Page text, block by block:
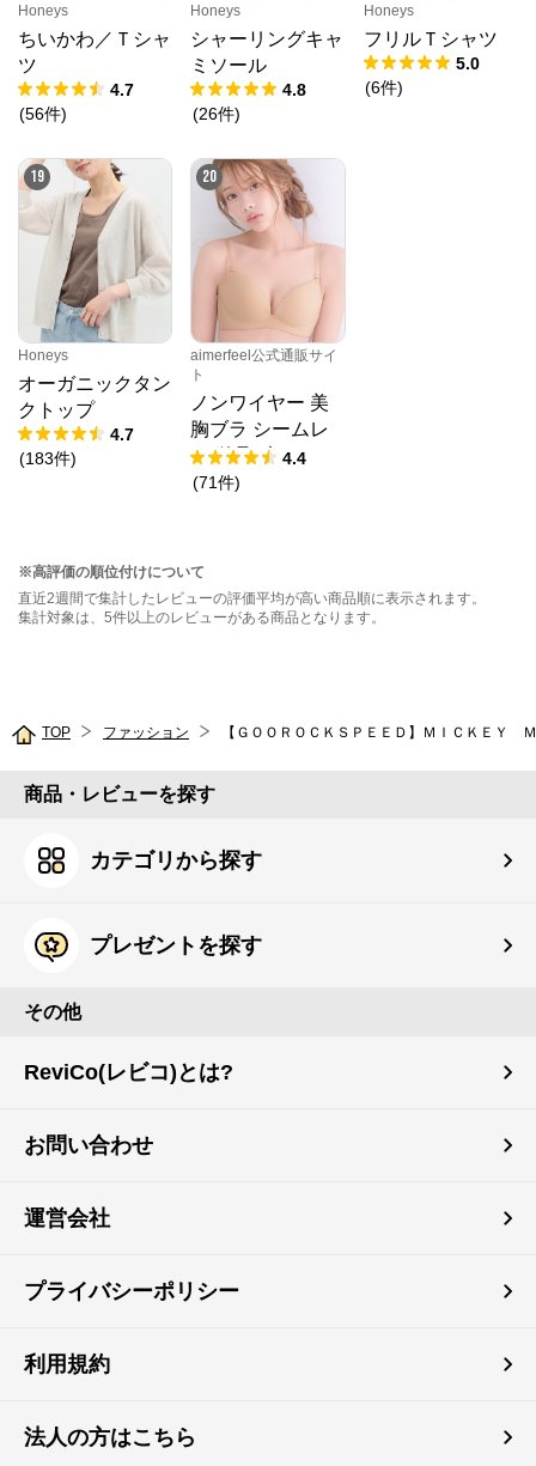
Honeys
ちいかわ／Ｔシャ
ツ
4.7
(56件)
Honeys
シャーリングキャ
ミソール
4.8
(26件)
Honeys
フリルＴシャツ
5.0
(6件)
19
Honeys
オーガニックタン
クトップ
4.7
(183件)
20
aimerfeel公式通販サイ
ト
ノンワイヤー 美
胸ブラ シームレ
ス 単品ブラジャ
ー
4.4
(71件)
※高評価の順位付けについて
直近2週間で集計したレビューの評価平均が高い商品順に表示されます。
集計対象は、5件以上のレビューがある商品となります。
TOP ファッション 【ＧＯＯＲＯＣＫＳＰＥＥＤ】ＭＩＣＫＥ
商品・レビューを探す
カテゴリから探す
プレゼントを探す
その他
ReviCo(レビコ)とは?
お問い合わせ
運営会社
プライバシーポリシー
利用規約
法人の方はこちら